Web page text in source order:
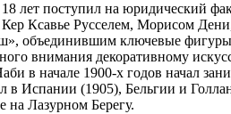
лет поступил на юридический
Ксавье Русселем, Морисом
объединившим ключевые
внимания декоративному
в начале 1900-х годов начал
в Испании (1905), Бельгии и
Лазурном Берегу.